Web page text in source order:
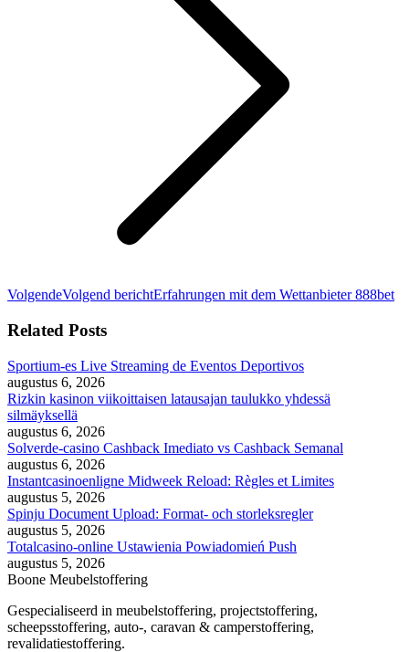
VolgendeVolgend berichtErfahrungen mit dem Wettanbieter 888bet
Related Posts
Sportium-es Live Streaming de Eventos Deportivos
augustus 6, 2026
Rizkin kasinon viikoittaisen latausajan taulukko yhdessä
silmäyksellä
augustus 6, 2026
Solverde-casino Cashback Imediato vs Cashback Semanal
augustus 6, 2026
Instantcasinoenligne Midweek Reload: Règles et Limites
augustus 5, 2026
Spinju Document Upload: Format- och storleksregler
augustus 5, 2026
Totalcasino-online Ustawienia Powiadomień Push
augustus 5, 2026
Boone Meubelstoffering
Gespecialiseerd in meubelstoffering, projectstoffering,
scheepsstoffering, auto-, caravan & camperstoffering,
revalidatiestoffering.